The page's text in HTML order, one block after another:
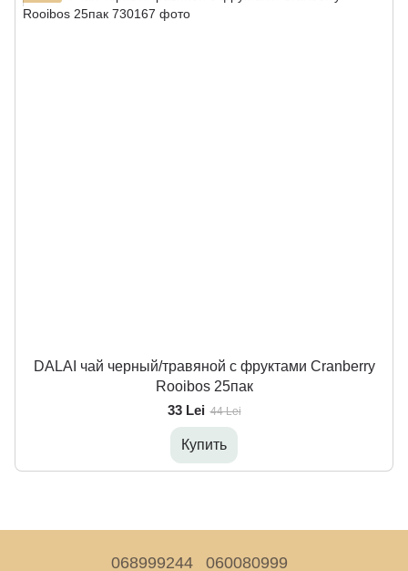
DALAI чай черный/травяной с фруктами Cranberry
Rooibos 25пак
33 Lei 44 Lei
Купить
068999244 060080999